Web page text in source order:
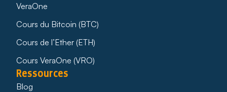
VeraOne
Cours du Bitcoin (BTC)
Cours de l’Ether (ETH)
Cours VeraOne (VRO)
Ressources
Blog